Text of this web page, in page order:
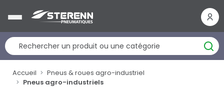
Accueil
Pneus & roues agro-industriel
Pneus agro-industriels